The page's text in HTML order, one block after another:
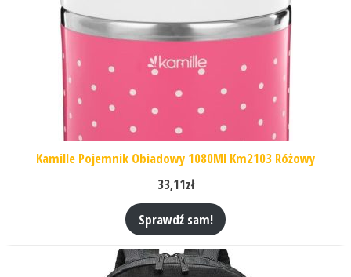
Kamille Pojemnik Obiadowy 1080Ml Km2103 Różowy
33,11zł
Sprawdź sam!